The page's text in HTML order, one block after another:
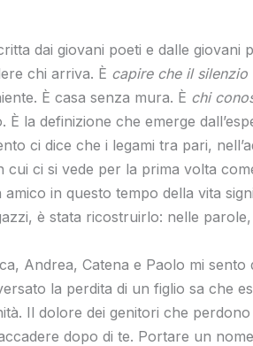
dai giovani poeti e dalle
chi arriva. È capire che il silenzio
È casa senza mura. È chi
la definizione che emerge
ci dice che i legami tra pari,
ci si vede per la prima volta
in questo tempo della vita
è stata ricostruirlo: nelle
Andrea, Catena e Paolo mi
la perdita di un figlio sa che
Il dolore dei genitori che
dopo di te. Portare un